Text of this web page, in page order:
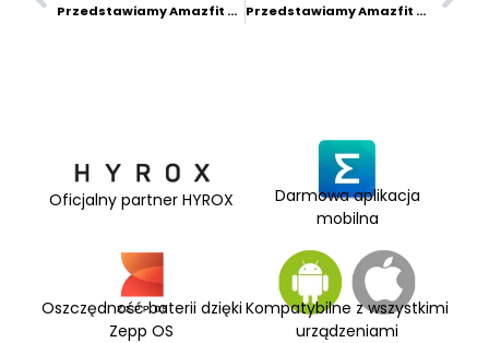
Przedstawiamy Amazfit Balance Ultra – Nowy Wymiar Treningu I Codziennej Wydajności Przedstawiamy Amazfit Balance 3 – Nowa Generacja Świadomego Treningu
Darmowa aplikacja
mobilna
Oszczędność baterii dzięki
Zepp OS
Kompatybilne z wszystkimi
urządzeniami
Oficjalny partner HYROX